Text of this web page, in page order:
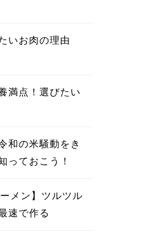
いお肉の理由
満点！選びたい
和の米騒動をき
っておこう！
メン】ツルツル
速で作る